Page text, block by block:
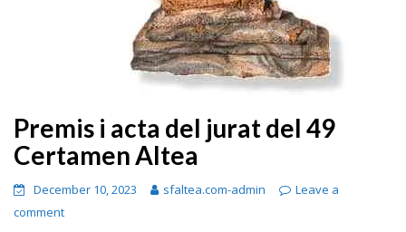
Premis i acta del jurat del 49
Certamen Altea
December 10, 2023 sfaltea.com-admin
Leave a
comment